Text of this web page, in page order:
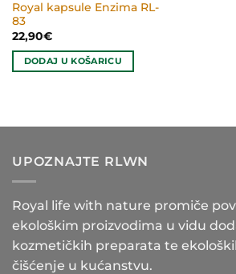
Royal kapsule Enzima RL-
83
22,90€
DODAJ U KOŠARICU
UPOZNAJTE RLWN
Royal life with nature promiče
ekološkim proizvodima u vidu
kozmetičkih preparata te
čišćenje u kućanstvu.